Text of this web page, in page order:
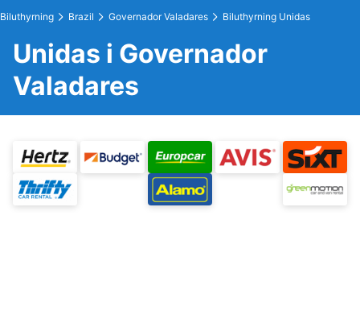
Biluthyrning Brazil Governador Valadares Biluthyrning Unidas
Unidas i Governador
Valadares